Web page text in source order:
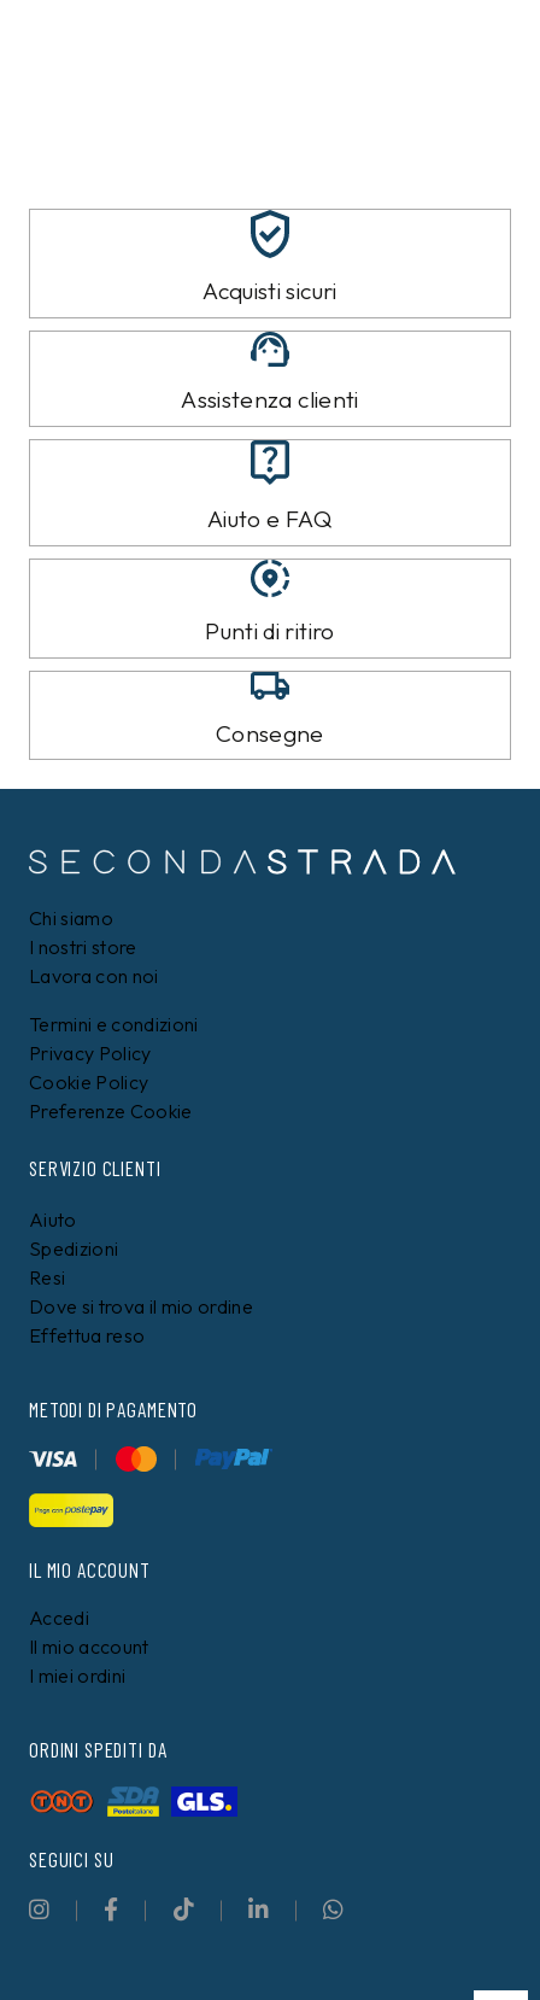
Acquisti sicuri
Assistenza clienti
Aiuto e FAQ
Punti di ritiro
Consegne
Chi siamo
I nostri store
Lavora con noi
Termini e condizioni
Privacy Policy
Cookie Policy
Preferenze Cookie
SERVIZIO CLIENTI
Aiuto
Spedizioni
Resi
Dove si trova il mio ordine
Effettua reso
METODI DI PAGAMENTO
IL MIO ACCOUNT
Accedi
Il mio account
I miei ordini
ORDINI SPEDITI DA
SEGUICI SU